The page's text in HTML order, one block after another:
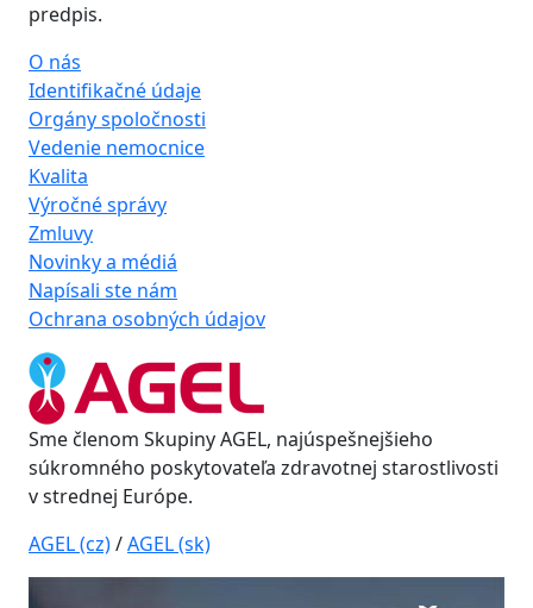
predpis.
O nás
Identifikačné údaje
Orgány spoločnosti
Vedenie nemocnice
Kvalita
Výročné správy
Zmluvy
Novinky a médiá
Napísali ste nám
Ochrana osobných údajov
Sme členom Skupiny AGEL, najúspešnejšieho
súkromného poskytovateľa zdravotnej starostlivosti
v strednej Európe.
AGEL (cz)/AGEL (sk)